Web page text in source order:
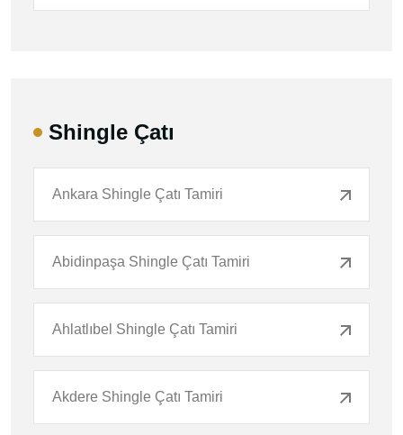
Shingle Çatı
Ankara Shingle Çatı Tamiri
Abidinpaşa Shingle Çatı Tamiri
Ahlatlıbel Shingle Çatı Tamiri
Akdere Shingle Çatı Tamiri